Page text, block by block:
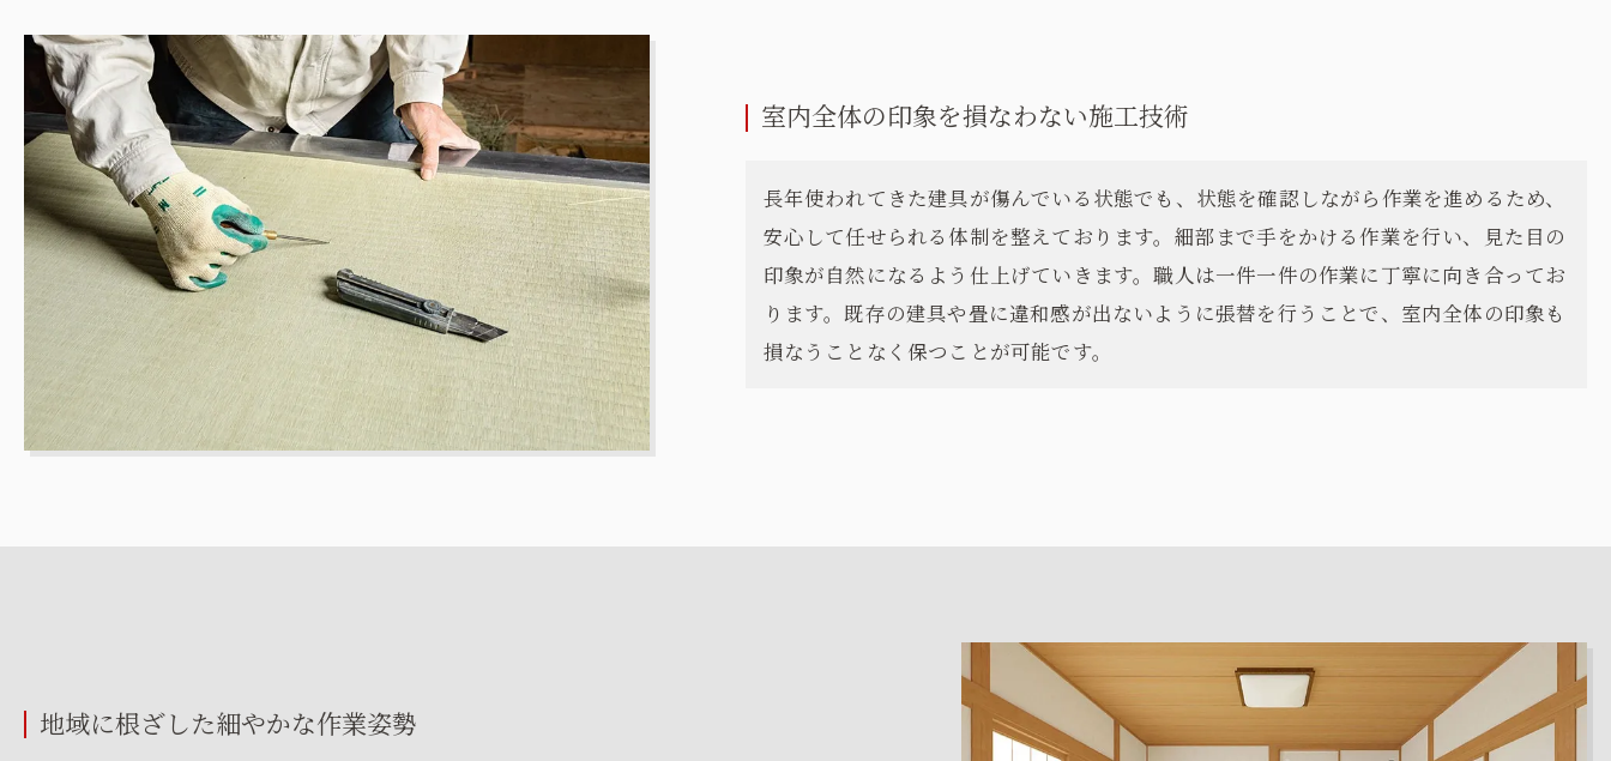
室内全体の印象を損なわない施工技術
長年使われてきた建具が傷んでいる状態でも、状態を確認しながら作業を進めるため、
安心して任せられる体制を整えております。細部まで手をかける作業を行い、見た目の
印象が自然になるよう仕上げていきます。職人は一件一件の作業に丁寧に向き合ってお
ります。既存の建具や畳に違和感が出ないように張替を行うことで、室内全体の印象も
損なうことなく保つことが可能です。
地域に根ざした細やかな作業姿勢